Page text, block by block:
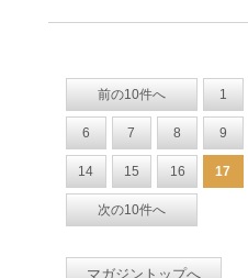
前の10件へ 1
6 7 8 9
14 15 16 17
次の10件へ
マガジントップへ